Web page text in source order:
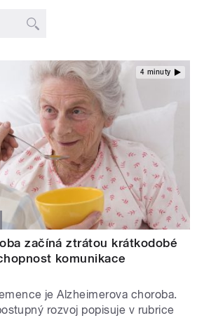
4 minuty
začíná ztrátou krátkodobé
komunikace
je Alzheimerova choroba.
rozvoj popisuje v rubrice